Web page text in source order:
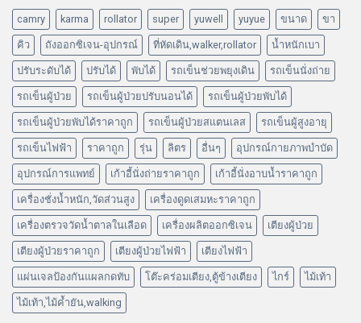
camry karma rollator super yuwell yuyue ขนาด ขา
คิว ถังออกซิเจน-อุปกรณ์ ที่หัดเดิน,walker,rollator น้ำหนักเบา
ปรับระดับได้ ปรับได้ พับได้ รถเข็นช่วยพยุงเดิน รถเข็นนั่งถ่าย
รถเข็นผู้ป่วย รถเข็นผู้ป่วยปรับนอนได้ รถเข็นผู้ป่วยพับได้
รถเข็นผู้ป่วยพับได้ราคาถูก รถเข็นผู้ป่วยสแตนเลส รถเข็นผู้สูงอายุ
รถเข็นไฟฟ้า ราคาถูก รุ่น ลิตร อื่นๆ อุปกรณ์กายภาพบำบัด
อุปกรณ์การแพทย์ เก้าอี้นั่งถ่ายราคาถูก เก้าอี้นั่งอาบน้ำราคาถูก
เครื่องชั่งน้ำหนัก,วัดส่วนสูง เครื่องดูดเสมหะราคาถูก
เครื่องตรวจวัดน้ำตาลในเลือด เครื่องผลิตออกซิเจน เตียงผู้ป่วย
เตียงผู้ป่วยราคาถูก เตียงผู้ป่วยไฟฟ้า เตียงไฟฟ้า
แผ่นเจลป้องกันแผลกดทับ โต๊ะคร่อมเตียง,ตู้ข้างเตียง ไกร์ ไม้เท้า
ไม้เท้า,ไม้ค้ำยัน,walking